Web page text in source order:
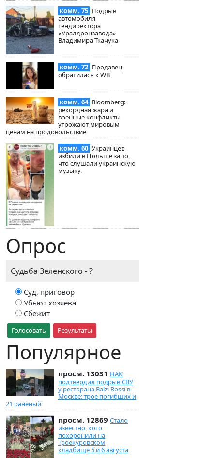
комм. 75 Подрыв
автомобиля
гендиректора
«Уралдронзавода»
Владимира Ткачука
комм. 72 Продавец
обратилась к WB
комм. 64 Bloomberg:
рекордная жара и
военные конфликты
угрожают мировым
ценам на продовольствие
комм. 60 Украинцев
избили в Польше за то,
что слушали украинскую
музыку.
Опрос
Судьба Зеленского - ?
Суд, приговор
Убьют хозяева
Сбежит
Голосовать Результаты
Популярное
просм. 13031 НАК
подтвердил подрыв СВУ
у ресторана Balzi Rossi в
Москве: трое погибших и
21 раненый
просм. 12869 Стало
известно, кого
похоронили на
Троекуровском
кладбище 5 и 6 августа